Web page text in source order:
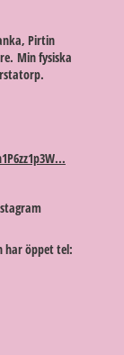
Pirtin
Min fysiska
har öppet tel: